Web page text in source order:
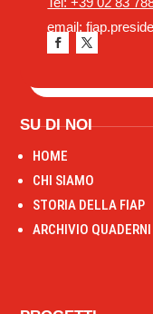
email:
SU DI NOI
HOME
CHI SIAMO
STORIA DELLA FIAP
ARCHIVIO